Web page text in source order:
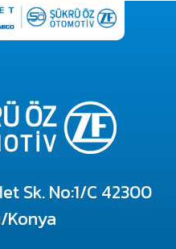
Sk. No:1/C 42300
Konya